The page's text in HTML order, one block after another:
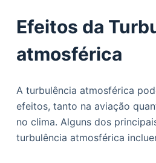
Efeitos da
atmosférica
A turbulência atmosférica
efeitos, tanto na aviação
no clima. Alguns dos
turbulência atmosférica